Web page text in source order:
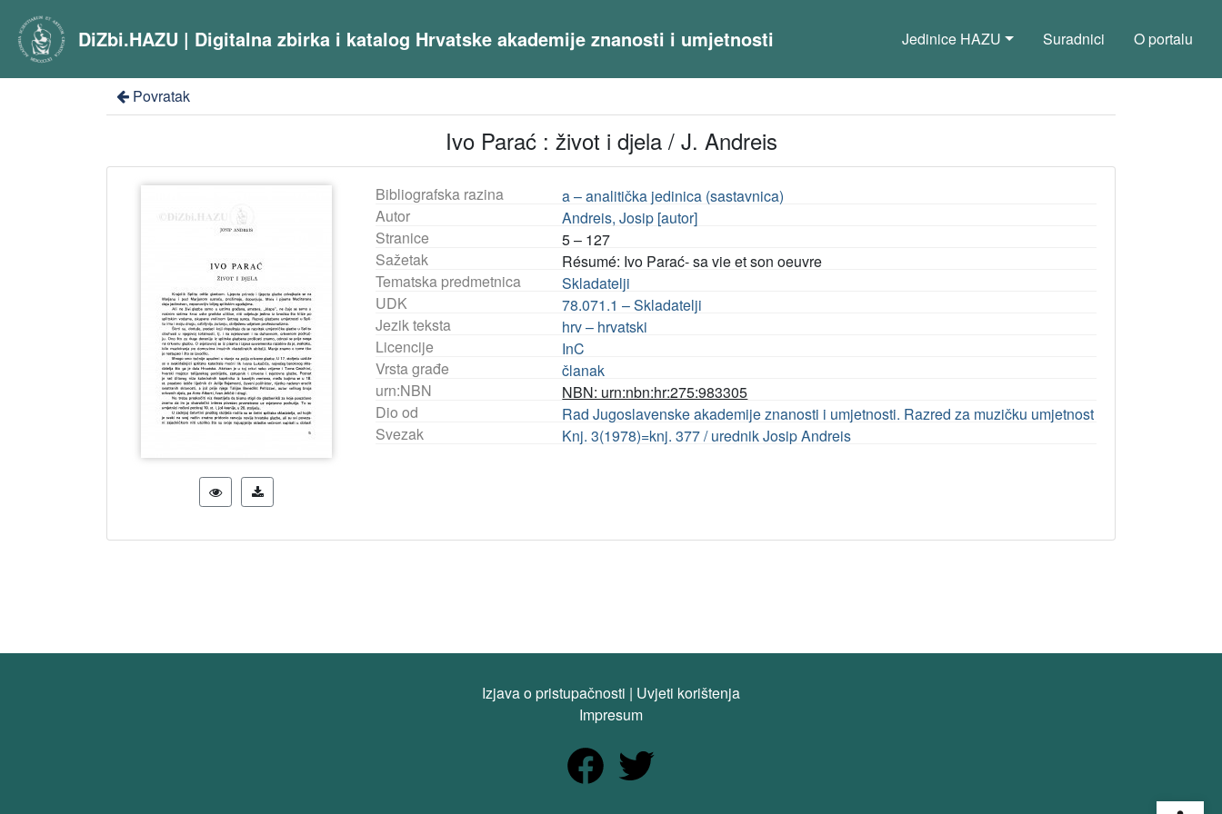
DiZbi.HAZU | Digitalna zbirka i katalog Hrvatske akademije znanosti i umjetnosti Jedinice HAZU Suradnici O portalu
Povratak
Ivo Parać : život i djela / J. Andreis
Bibliografska razina
a – analitička jedinica (sastavnica)
Autor
Andreis, Josip [autor]
Stranice
5 – 127
Sažetak
Résumé: Ivo Parać- sa vie et son oeuvre
Tematska predmetnica
Skladatelji
UDK
78.071.1 – Skladatelji
Jezik teksta
hrv – hrvatski
Licencije
InC
Vrsta građe
članak
urn:NBN
NBN: urn:nbn:hr:275:983305
Dio od
Rad Jugoslavenske akademije znanosti i umjetnosti. Razred za muzičku umjetnost
Svezak
Knj. 3(1978)=knj. 377 / urednik Josip Andreis
Izjava o pristupačnosti | Uvjeti korištenja
Impresum